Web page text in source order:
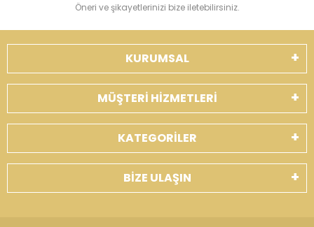
Öneri ve şikayetlerinizi bize iletebilirsiniz.
KURUMSAL
MÜŞTERİ HİZMETLERİ
KATEGORİLER
BİZE ULAŞIN